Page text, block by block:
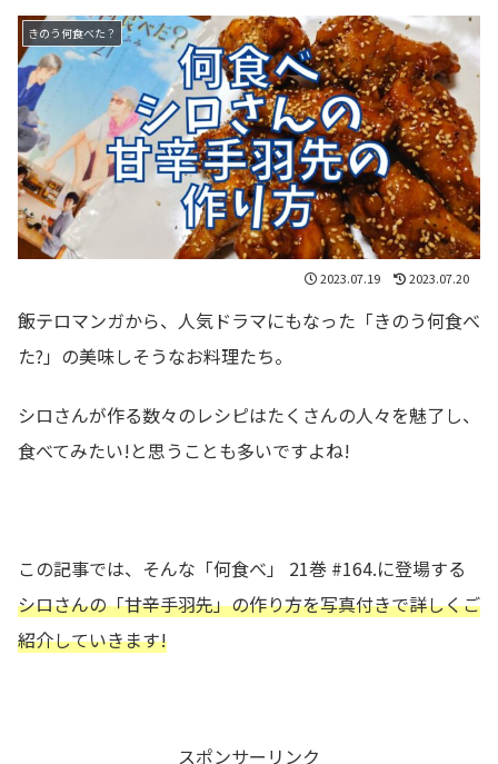
きのう何食べた？
2023.07.19 2023.07.20
飯テロマンガから、人気ドラマにもなった「きのう何食べ
た?」の美味しそうなお料理たち。
シロさんが作る数々のレシピはたくさんの人々を魅了し、
食べてみたい!と思うことも多いですよね!
この記事では、そんな「何食べ」 21巻 #164.に登場する
シロさんの「甘辛手羽先」の作り方を写真付きで詳しくご
紹介していきます!
スポンサーリンク